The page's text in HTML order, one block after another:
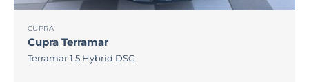
CUPRA
Cupra Terramar
Terramar 1.5 Hybrid DSG